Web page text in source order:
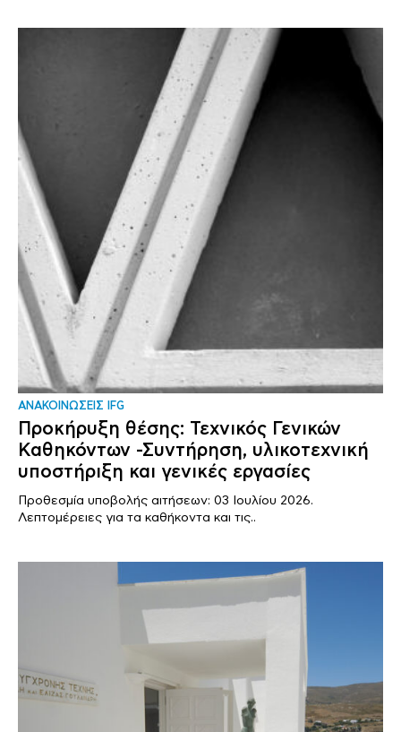
ΑΝΑΚΟΙΝΩΣΕΙΣ IFG
Προκήρυξη θέσης: Τεχνικός Γενικών
Καθηκόντων -Συντήρηση, υλικοτεχνική
υποστήριξη και γενικές εργασίες
Προθεσμία υποβολής αιτήσεων: 03 Ιουλίου 2026.
Λεπτομέρειες για τα καθήκοντα και τις..